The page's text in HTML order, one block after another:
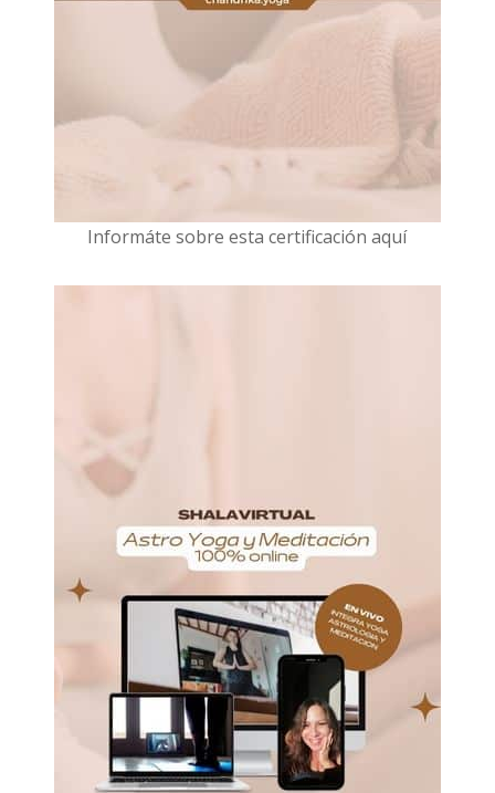
Informáte sobre esta certificación aquí